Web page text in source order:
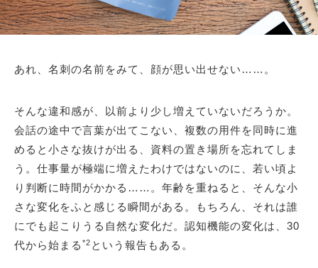
あれ、名刺の名前をみて、顔が思い出せない……。
そんな違和感が、以前より少し増えていないだろうか。
会話の途中で言葉が出てこない、複数の用件を同時に進
めると小さな抜けが出る、資料の置き場所を忘れてしま
う。仕事量が極端に増えたわけではないのに、若い頃よ
り判断に時間がかかる……。年齢を重ねると、そんな小
さな変化をふと感じる瞬間がある。もちろん、それは誰
にでも起こりうる自然な変化だ。認知機能の変化は、30
代から始まる *2 という報告もある。